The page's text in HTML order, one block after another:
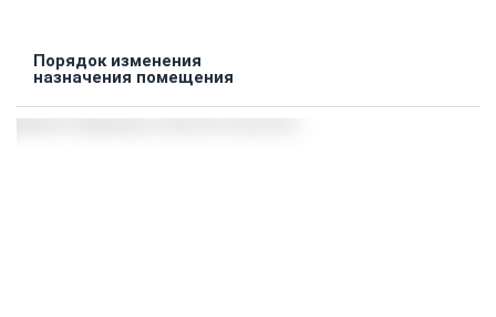
Порядок изменения
назначения помещения